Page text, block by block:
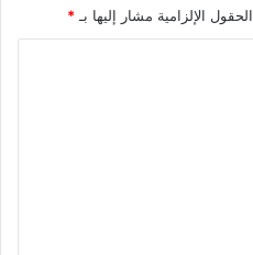
الحقول الإلزامية مشار إليها بـ *